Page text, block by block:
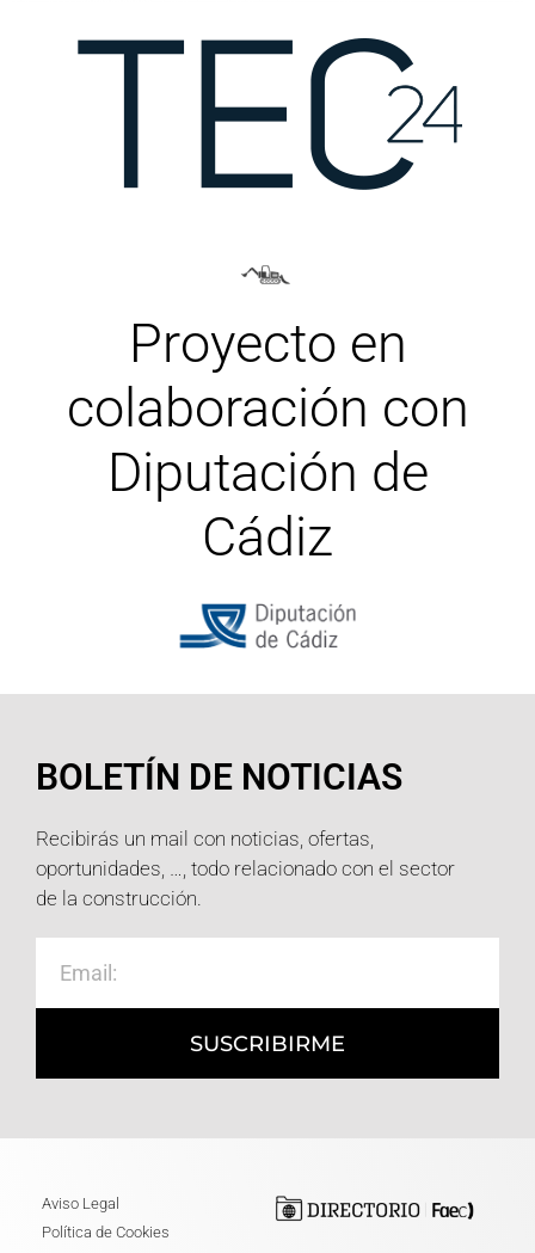
Proyecto en
colaboración con
Diputación de
Cádiz
BOLETÍN DE NOTICIAS
Recibirás un mail con noticias, ofertas,
oportunidades, …, todo relacionado con el sector
de la construcción.
SUSCRIBIRME
Aviso Legal
Política de Cookies